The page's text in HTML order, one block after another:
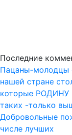
Последние
Пацаны-молодцы
нашей стране
которые РОДИНУ
таких -только
Добровольные
числе лучших